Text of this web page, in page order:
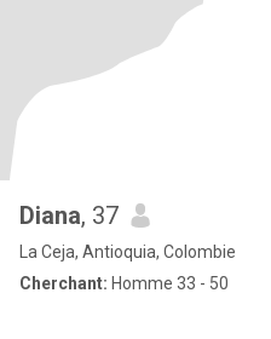
Diana, 37
La Ceja, Antioquia, Colombie
Cherchant: Homme 33 - 50